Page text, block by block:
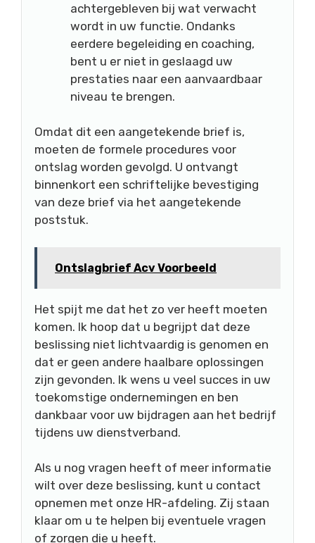
achtergebleven bij wat verwacht
wordt in uw functie. Ondanks
eerdere begeleiding en coaching,
bent u er niet in geslaagd uw
prestaties naar een aanvaardbaar
niveau te brengen.
Omdat dit een aangetekende brief is,
moeten de formele procedures voor
ontslag worden gevolgd. U ontvangt
binnenkort een schriftelijke bevestiging
van deze brief via het aangetekende
poststuk.
Ontslagbrief Acv Voorbeeld
Het spijt me dat het zo ver heeft moeten
komen. Ik hoop dat u begrijpt dat deze
beslissing niet lichtvaardig is genomen en
dat er geen andere haalbare oplossingen
zijn gevonden. Ik wens u veel succes in uw
toekomstige ondernemingen en ben
dankbaar voor uw bijdragen aan het bedrijf
tijdens uw dienstverband.
Als u nog vragen heeft of meer informatie
wilt over deze beslissing, kunt u contact
opnemen met onze HR-afdeling. Zij staan
klaar om u te helpen bij eventuele vragen
of zorgen die u heeft.